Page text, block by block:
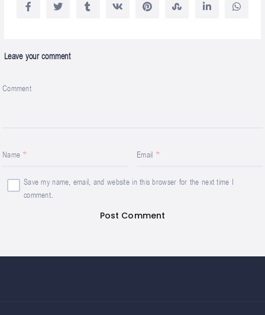
Leave your comment
Comment
Name Email
Save my name, email, and website in this browser for the next time I
comment.